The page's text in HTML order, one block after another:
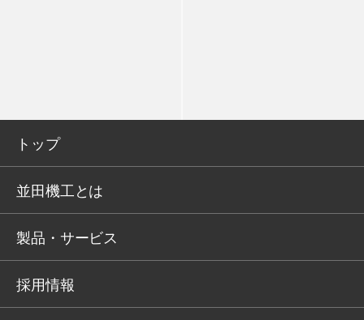
トップ
並田機工とは
製品・サービス
採用情報